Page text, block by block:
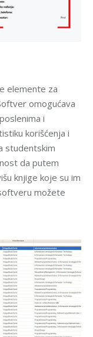
elemente za
omogućava
i
korišćenja i
studentskim
da putem
knjige koje su im
možete